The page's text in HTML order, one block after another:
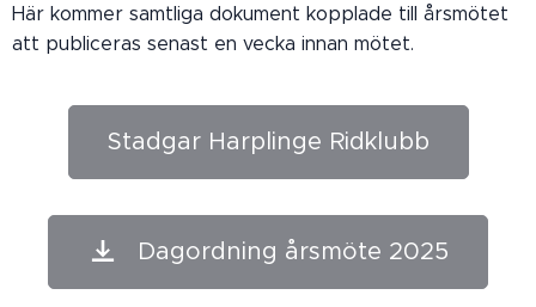
Här kommer samtliga dokument kopplade till årsmötet
att publiceras senast en vecka innan mötet.
Stadgar Harplinge Ridklubb
Dagordning årsmöte 2025